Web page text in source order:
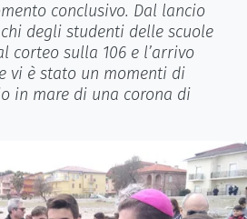
conclusivo. Dal lancio
degli studenti delle scuole
corteo sulla 106 e l’arrivo
vi è stato un momenti di
in mare di una corona di